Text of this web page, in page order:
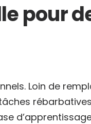
pour
Loin de